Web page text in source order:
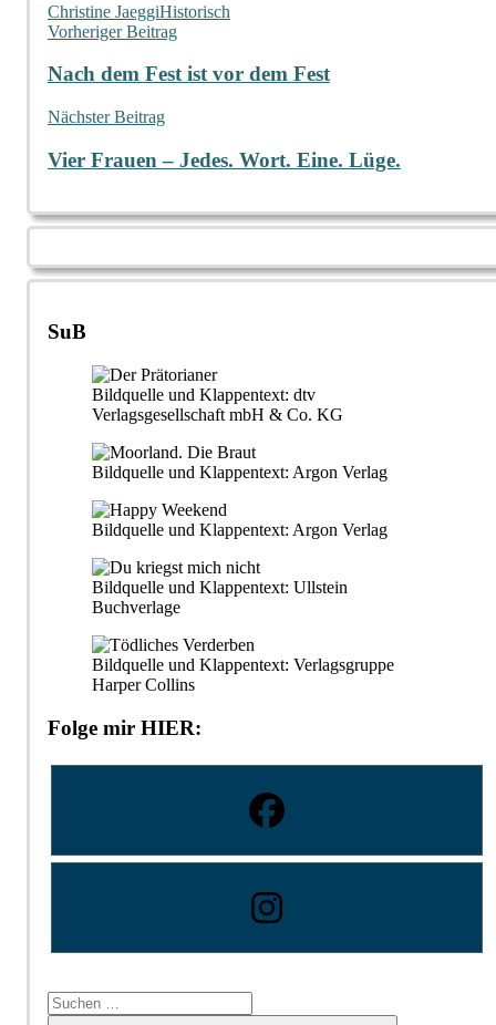
Christine JaeggiHistorisch
Beitragsnavigation
Vorheriger Beitrag
Nach dem Fest ist vor dem Fest
Nächster Beitrag
Vier Frauen – Jedes. Wort. Eine. Lüge.
SuB
Bildquelle und Klappentext: dtv
Verlagsgesellschaft mbH & Co. KG
Bildquelle und Klappentext: Argon Verlag
Bildquelle und Klappentext: Argon Verlag
Bildquelle und Klappentext: Ullstein
Buchverlage
Bildquelle und Klappentext: Verlagsgruppe
Harper Collins
Folge mir HIER:
Suchen
nach: